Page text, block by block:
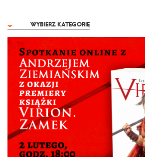
WYBIERZ KATEGORIĘ